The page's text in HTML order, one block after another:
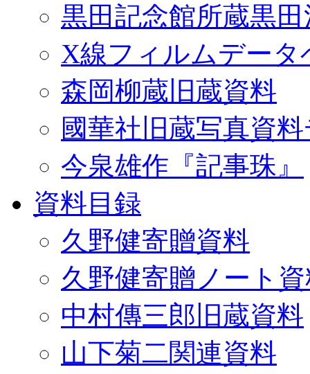
黒田記念館所蔵黒
X線フィルムデータ
森岡柳蔵旧蔵資料
國華社旧蔵写真資
今泉雄作『記事珠』
資料目録
久野健寄贈資料
久野健寄贈ノート
中村傳三郎旧蔵資料
山下菊二関連資料